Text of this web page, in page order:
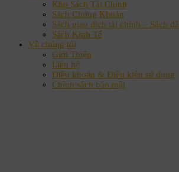
Kho Sách Tài Chính
Sách Chứng Khoán
Sách giao dịch tài chính – Sách
Sách Kinh Tế
Về chúng tôi
Giới Thiệu
Liên hệ
Điều khoản & Điều kiện sử dụng
Chính sách bảo mật